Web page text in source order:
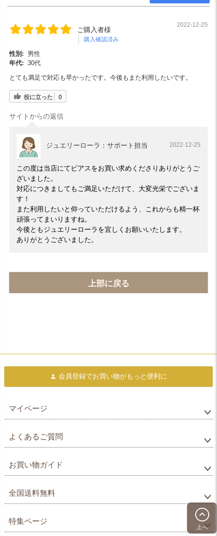
ご購入者様
購入確認済み
2022-12-25
性別:
男性
年代: 30代
とても満足で対応も早かったです。今後もまた利用したいです。
役に立った 0
サイトからの返信
ジュエリーローラ：サポート担当 2022-12-25
この度は当店にてピアスをお買い求めくださりありがとうご
ざいました。
対応につきましてもご満足いただけて、大変光栄でございま
す！
また利用したいと仰っていただけるよう、これからも精一杯
頑張ってまいりますね。
今後ともジュエリーローラを宜しくお願いいたします。
ありがとうございました。
上部に戻る
上へ
会員登録でお買い物がもっと便利に
マイページ
よくあるご質問
お買い物ガイド
全国送料無料
特集ページ